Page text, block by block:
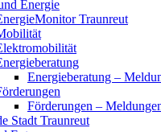
Energie
Traunreut
Energieberatung –
Förderungen –
Stadt Traunreut